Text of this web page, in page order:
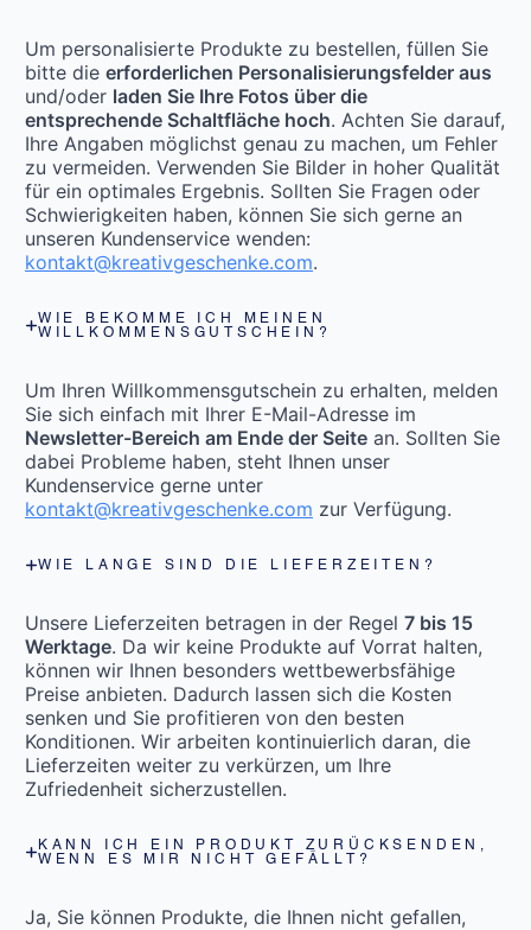
Um personalisierte Produkte zu bestellen, füllen Sie
bitte die erforderlichen Personalisierungsfelder aus
und/oder laden Sie Ihre Fotos über die
entsprechende Schaltfläche hoch. Achten Sie darauf,
Ihre Angaben möglichst genau zu machen, um Fehler
zu vermeiden. Verwenden Sie Bilder in hoher Qualität
für ein optimales Ergebnis. Sollten Sie Fragen oder
Schwierigkeiten haben, können Sie sich gerne an
unseren Kundenservice wenden:
kontakt@kreativgeschenke.com.
WIE BEKOMME ICH MEINEN
WILLKOMMENSGUTSCHEIN?
Um Ihren Willkommensgutschein zu erhalten, melden
Sie sich einfach mit Ihrer E-Mail-Adresse im
Newsletter-Bereich am Ende der Seite an. Sollten Sie
dabei Probleme haben, steht Ihnen unser
Kundenservice gerne unter
kontakt@kreativgeschenke.com zur Verfügung.
WIE LANGE SIND DIE LIEFERZEITEN?
Unsere Lieferzeiten betragen in der Regel 7 bis 15
Werktage. Da wir keine Produkte auf Vorrat halten,
können wir Ihnen besonders wettbewerbsfähige
Preise anbieten. Dadurch lassen sich die Kosten
senken und Sie profitieren von den besten
Konditionen. Wir arbeiten kontinuierlich daran, die
Lieferzeiten weiter zu verkürzen, um Ihre
Zufriedenheit sicherzustellen.
KANN ICH EIN PRODUKT ZURÜCKSENDEN,
WENN ES MIR NICHT GEFÄLLT?
Ja, Sie können Produkte, die Ihnen nicht gefallen,